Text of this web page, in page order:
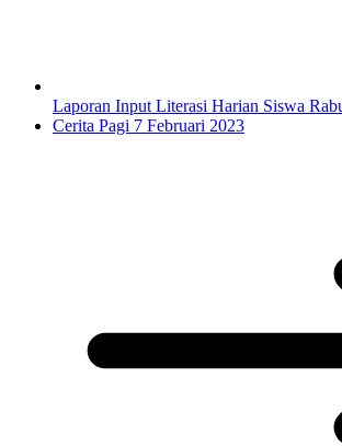
Laporan Input Literasi Harian Siswa
Cerita Pagi 7 Februari 2023